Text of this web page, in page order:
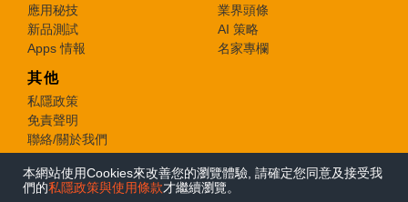
本網站使用Cookies來改善您的瀏覽體驗, 請確定您同意及接受我
們的私隱政策與使用條款才繼續瀏覽。
應用秘技
新品測試
Apps 情報
業界頭條
AI 策略
名家專欄
其他
私隱政策
免責聲明
聯絡/關於我們
© 2026 e-zone. All Rights Reserved.